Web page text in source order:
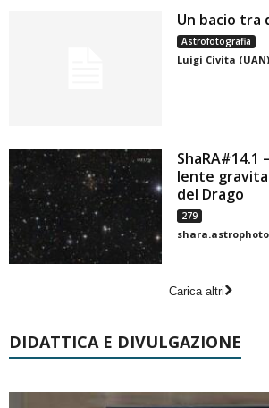
Un bacio tra
Astrofotografia
Luigi Civita (UAN)
ShaRA#14.1
lente
del Drago
279
Carica altri
DIDATTICA E DIVULGAZIONE